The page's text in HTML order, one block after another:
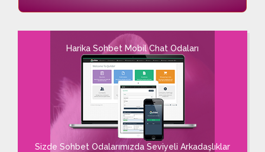
Harika Sohbet Mobil Chat Odaları
Sizde Sohbet Odalarımızda Seviyeli Arkadaşlıklar